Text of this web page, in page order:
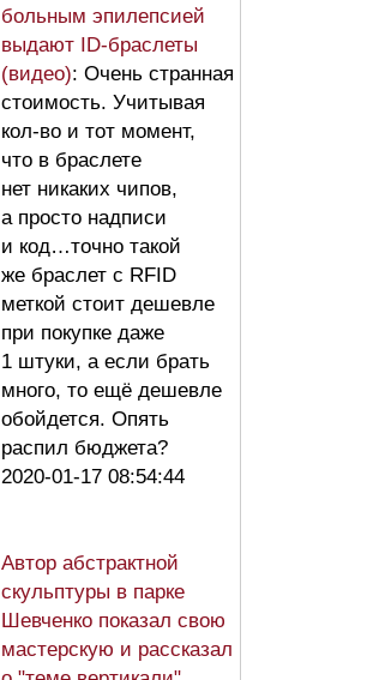
больным эпилепсией
выдают ID-браслеты
(видео): Очень странная
стоимость. Учитывая
кол-во и тот момент,
что в браслете
нет никаких чипов,
а просто надписи
и код…точно такой
же браслет с RFID
меткой стоит дешевле
при покупке даже
1 штуки, а если брать
много, то ещё дешевле
обойдется. Опять
распил бюджета?
2020-01-17 08:54:44
Автор абстрактной
скульптуры в парке
Шевченко показал свою
мастерскую и рассказал